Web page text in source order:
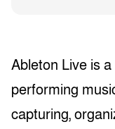
Ableton Live is
performing
capturing,